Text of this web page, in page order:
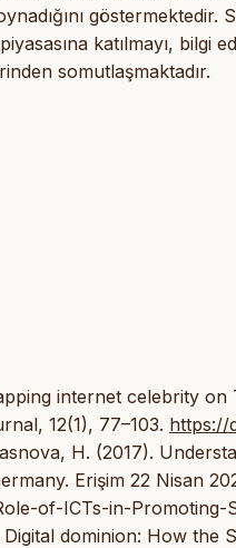
göstermektedir.
katılmayı, bilgi
somutlaşmaktadır.
internet celebrity
12(1), 77–103. https://
H. (2017).
Erişim 22 Nisan
of-ICTs-in-
dominion: How the